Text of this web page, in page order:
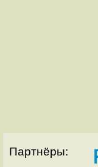
Партнёры: